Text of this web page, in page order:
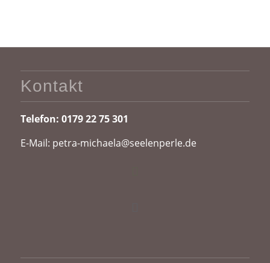
Kontakt
Telefon: 0179 22 75 301
E-Mail: petra-michaela@seelenperle.de